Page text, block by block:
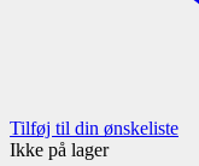
Tilføj til din ønskeliste
Ikke på lager